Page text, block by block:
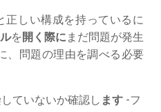
正しい構成を持っているに
を 開く際に まだ問題が発生
、問題の理由を調べる必要
ていないか確認し ます -フ